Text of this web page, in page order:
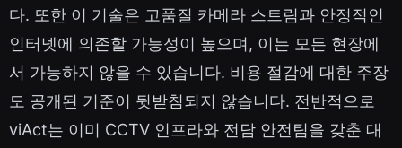
다. 또한 이 기술은 고품질 카메라 스트림과 안정적인
인터넷에 의존할 가능성이 높으며, 이는 모든 현장에
서 가능하지 않을 수 있습니다. 비용 절감에 대한 주장
도 공개된 기준이 뒷받침되지 않습니다. 전반적으로
viAct는 이미 CCTV 인프라와 전담 안전팀을 갖춘 대